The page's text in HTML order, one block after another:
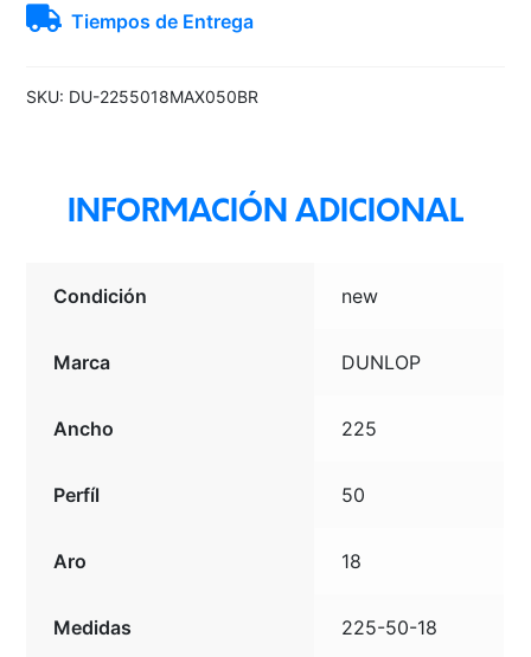
Dunlop
TL
cantidad
Tiempos de Entrega
SKU: DU-2255018MAX050BR
INFORMACIÓN ADICIONAL
Condición new
Marca DUNLOP
Ancho 225
Perfíl 50
Aro 18
Medidas 225-50-18